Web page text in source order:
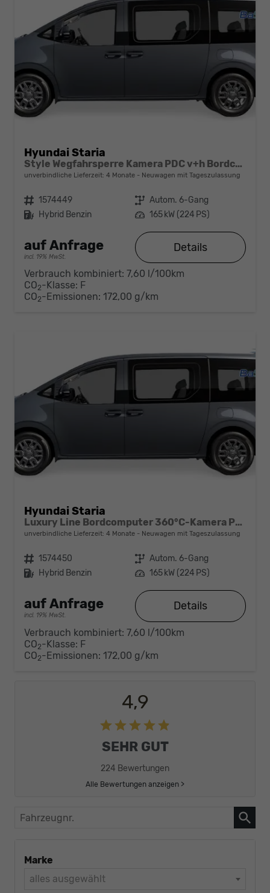
Hyundai Staria
Style Wegfahrsperre Kamera PDC v+h Bordcomputer Klimaautomatik Sitzheizung v
unverbindliche Lieferzeit: 4 Monate Neuwagen mit Tageszulassung
Fahrzeugnr. 1574449 Getriebe Autom. 6-Gang
Kraftstoff Hybrid Benzin Leistung 165 kW (224 PS)
auf Anfrage
incl. 19% MwSt.
Details
Verbrauch kombiniert: 7,60 l/100km
CO2-Klasse: F
CO2-Emissionen: 172,00 g/km
Hyundai Staria
Luxury Line Bordcomputer 360°C-Kamera Premium-Soundsystem Klimaautomatik Ambientebeleuchtung
unverbindliche Lieferzeit: 4 Monate Neuwagen mit Tageszulassung
Fahrzeugnr. 1574450 Getriebe Autom. 6-Gang
Kraftstoff Hybrid Benzin Leistung 165 kW (224 PS)
auf Anfrage
incl. 19% MwSt.
Details
Verbrauch kombiniert: 7,60 l/100km
CO2-Klasse: F
CO2-Emissionen: 172,00 g/km
4,9
SEHR GUT
224 Bewertungen
Alle Bewertungen anzeigen >
Fahrzeugnr.
Marke
alles ausgewählt